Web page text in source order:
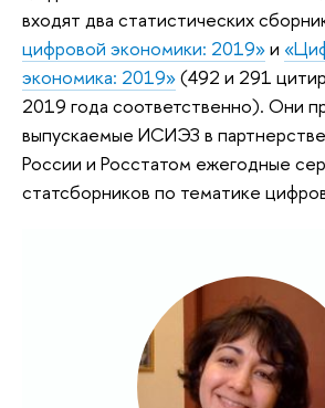
входят два статистических
цифровой экономики: 2019»и
экономика: 2019»(492 и 291
2019 года соответственно). Они
выпускаемые ИСИЭЗ в
России и Росстатом ежегодные
статсборников по тематике